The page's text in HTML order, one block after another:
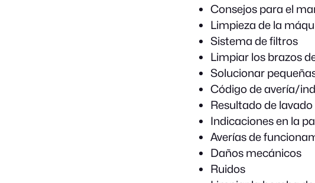
Consejos para el
Limpieza de la
Sistema de filtros
Limpiar los brazos
Solucionar
Código de avería/
Resultado de lavado
Indicaciones en la
Averías de
Daños mecánicos
Ruidos